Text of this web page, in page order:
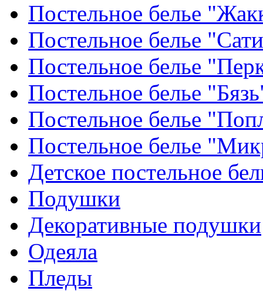
Постельное белье
Постельное белье
Постельное белье
Постельное белье
Постельное белье
Постельное белье
Детское постельное
Подушки
Декоративные подушки
Одеяла
Пледы